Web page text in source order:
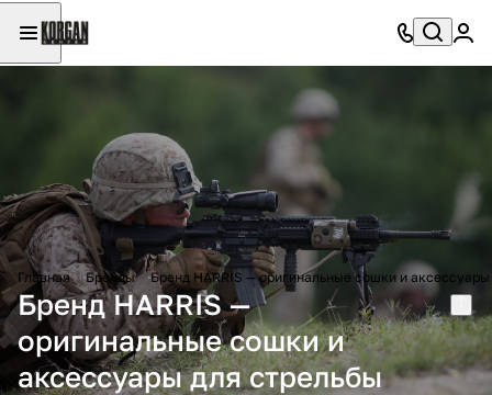
Главная Бренды Бренд HARRIS — оригинальные сошки и
Бренд HARRIS —
оригинальные сошки и
аксессуары для стрельбы